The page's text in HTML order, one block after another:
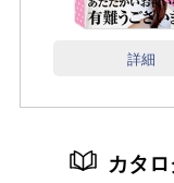
詳細
カタ